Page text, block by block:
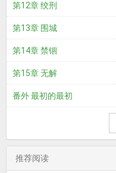
第12章 绞刑
第13章 围城
第14章 禁锢
第15章 无解
番外 最初的最初
推荐阅读